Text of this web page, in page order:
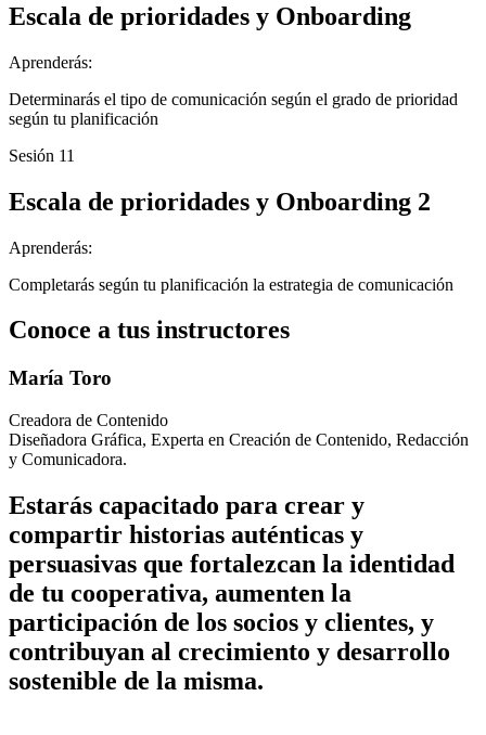
Escala de prioridades y Onboarding
Aprenderás:
Determinarás el tipo de comunicación según el grado de prioridad
según tu planificación
Sesión 11
Escala de prioridades y Onboarding 2
Aprenderás:
Completarás según tu planificación la estrategia de comunicación
Conoce a tus instructores
María Toro
Creadora de Contenido
Diseñadora Gráfica, Experta en Creación de Contenido, Redacción
y Comunicadora.
Estarás capacitado para crear y
compartir historias auténticas y
persuasivas que fortalezcan la identidad
de tu cooperativa, aumenten la
participación de los socios y clientes, y
contribuyan al crecimiento y desarrollo
sostenible de la misma.